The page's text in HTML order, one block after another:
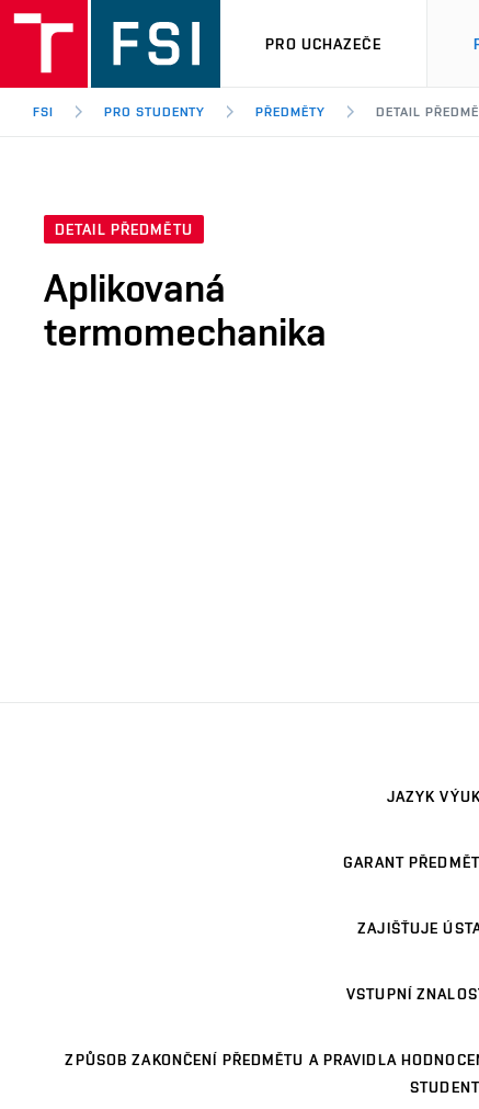
PRO UCHAZEČE
FSI PRO STUDENTY PŘEDMĚTY DETAIL
DETAIL PŘEDMĚTU
Aplikovaná
termomechanika
JAZYK
GARANT
ZAJIŠŤUJE
VSTUPNÍ
ZPŮSOB ZAKONČENÍ PŘEDMĚTU A PRAVIDLA